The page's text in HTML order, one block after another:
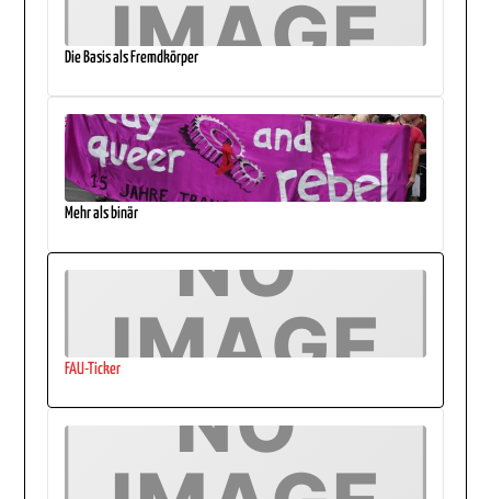
Die Basis als Fremdkörper
Mehr als binär
FAU-Ticker